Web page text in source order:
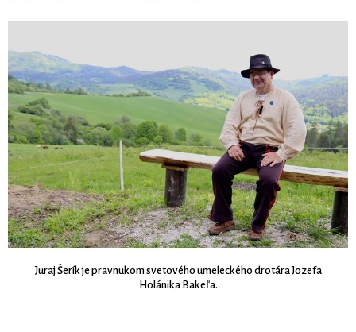
Juraj Šerík je pravnukom svetového umeleckého drotára Jozefa
Holánika Bakeľa.